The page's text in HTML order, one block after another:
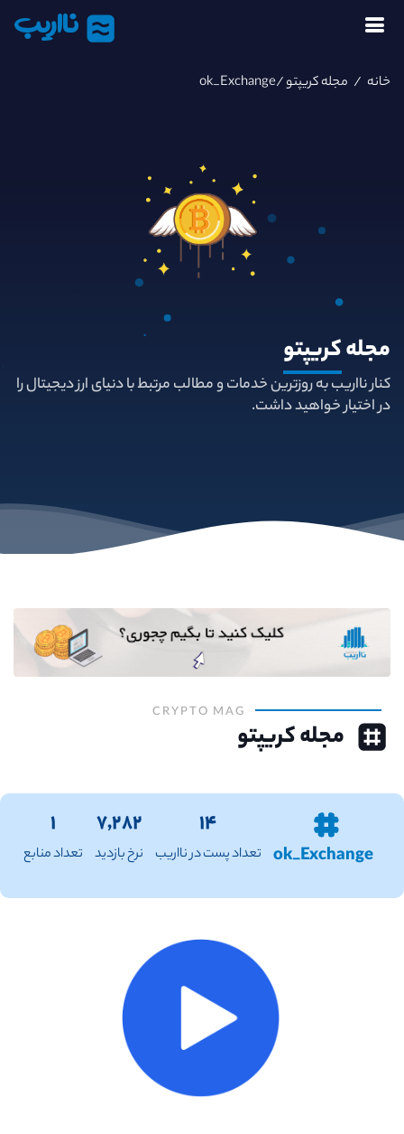
نااریب
خانه / مجله کریپتو/ok_Exchange
مجلهکریپتو
کنار نااریب به روزترین خدمات و مطالب مرتبط با دنیای ارز دیجیتال را
در اختیار خواهید داشت.
CRYPTO MAG
مجله کریپتو
ok_Exchange
۱۴
تعداد پست در نااریب
۷,۲۸۲
نرخ بازدید
۱
تعداد منابع